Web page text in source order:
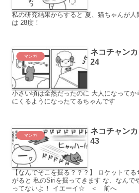
私の研究結果からすると 夏、猫ちゃんが人
は 28度！
マンガ
ネコチャン
24
小さい頃は全然だったのに 大人になって
にくるようになったてるちゃんです
マンガ
ネコチャン
43
【なんでそこを掘る？？？】 ロケットてるちゃんはテンションがあ
がると 私のSiriを掘ってきます な、なんでや！ そこにはお宝は埋ま
ってないよ！ イエーイ☆ ＜ 前へ